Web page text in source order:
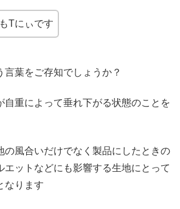
Tにぃです
言葉をご存知でしょうか？
自重によって垂れ下がる状態のことを
の風合いだけでなく製品にしたときの
エットなどにも影響する生地にとって
なります